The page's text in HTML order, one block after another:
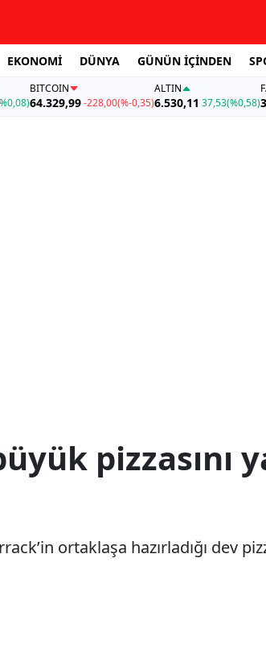
EKONOMİ DÜNYA GÜNÜN İÇİNDEN
BITCOIN
64.329,99-228,00(%-0,35)
ALTIN
6.530,11 37,53(%0,58)
pizzasını
ortaklaşa hazırladığı dev